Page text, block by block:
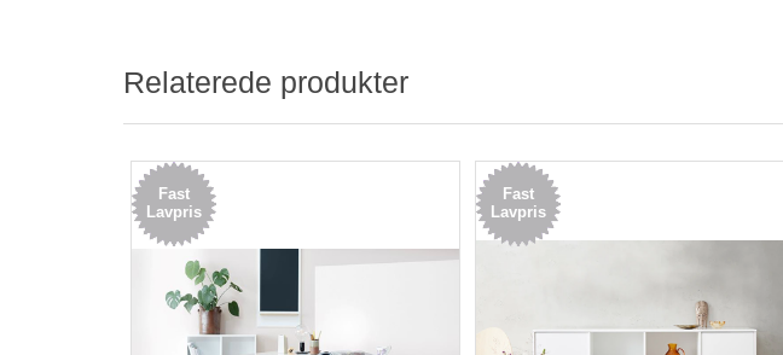
Relaterede produkter
Fast
Lavpris
Fast
Lavpris